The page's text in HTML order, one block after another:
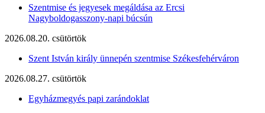
Szentmise és jegyesek megáldása az Ercsi
Nagyboldogasszony-napi búcsún
2026.08.20. csütörtök
Szent István király ünnepén szentmise Székesfehérváron
2026.08.27. csütörtök
Egyházmegyés papi zarándoklat